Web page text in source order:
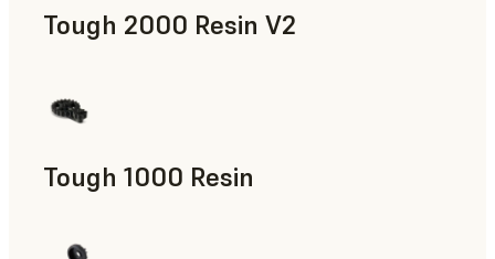
Tough 2000 Resin V2
Tough 1000 Resin